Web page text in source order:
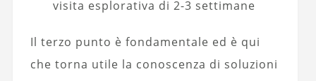
visita esplorativa di 2-3 settimane
Il terzo punto è fondamentale ed è qui
che torna utile la conoscenza di soluzioni